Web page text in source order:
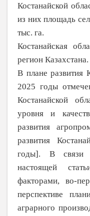
Костанайской
из них площадь
тыс. га.
Костанайская
регион Казахстана.
В плане развития
2025 годы
Костанайской
уровня и
развития
развития
годы]. В связи
настоящей
факторами, во-
перспек­тиве
аграр­ного